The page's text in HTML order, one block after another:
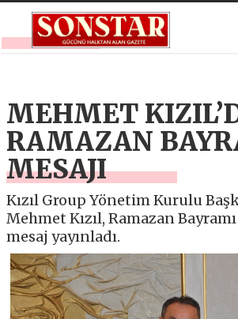
MEHMET
RAMAZAN
MESAJI
Kızıl Group Yönetim Kurulu
Mehmet Kızıl, Ramazan
mesaj yayınladı.